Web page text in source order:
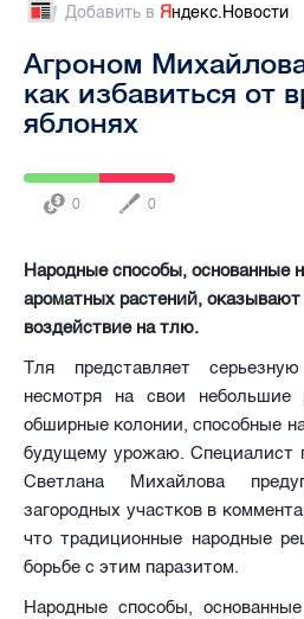
Добавить в Яндекс.Новости
Агроном
как избавиться от
яблонях
0 0
Народные способы, основанные
ароматных растений, оказывают
воздействие на тлю.
Тля представляет
несмотря на свои
обширные колонии, способные
будущему урожаю. Специалист
Светлана Михайлова
загородных участков в
что традиционные народные
борьбе с этим паразитом.
Народные способы,